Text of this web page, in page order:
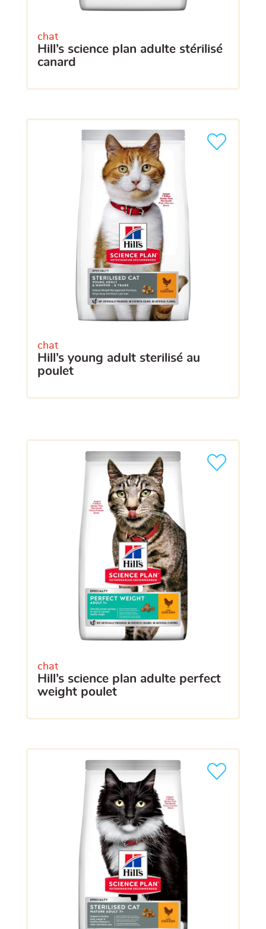
chat
hill’s science plan adulte stérilisé
canard
chat
hill’s young adult sterilisé au
poulet
chat
hill’s science plan adulte perfect
weight poulet